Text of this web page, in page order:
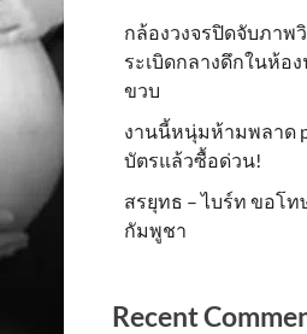
กล้องวงจรปิดจับภา
ระเบิดกลางดึกในห้อ
ขวบ
งานนี้หนุ่มห้ามพลาด
บัตรแล้วซื้อด่วน!
สรยุทธ – ไบร์ท ขอโท
กัมพูชา
Recent